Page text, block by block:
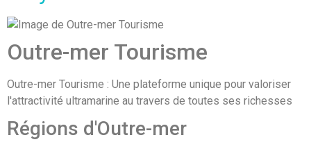
Outre-mer Tourisme
Outre-mer Tourisme : Une plateforme unique pour valoriser
l'attractivité ultramarine au travers de toutes ses richesses
Régions d'Outre-mer